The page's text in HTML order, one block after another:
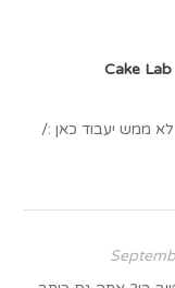
Cake Lab
לא ממש יעבוד כאן :/